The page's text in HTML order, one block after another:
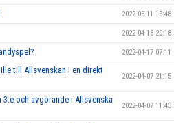
2022-05-11 15:48
2022-04-18 20:18
2022-04-17 07:11
till Allsvenskan i en direkt
2022-04-07 21:15
och avgörande i Allsvenska
2022-04-07 11:43